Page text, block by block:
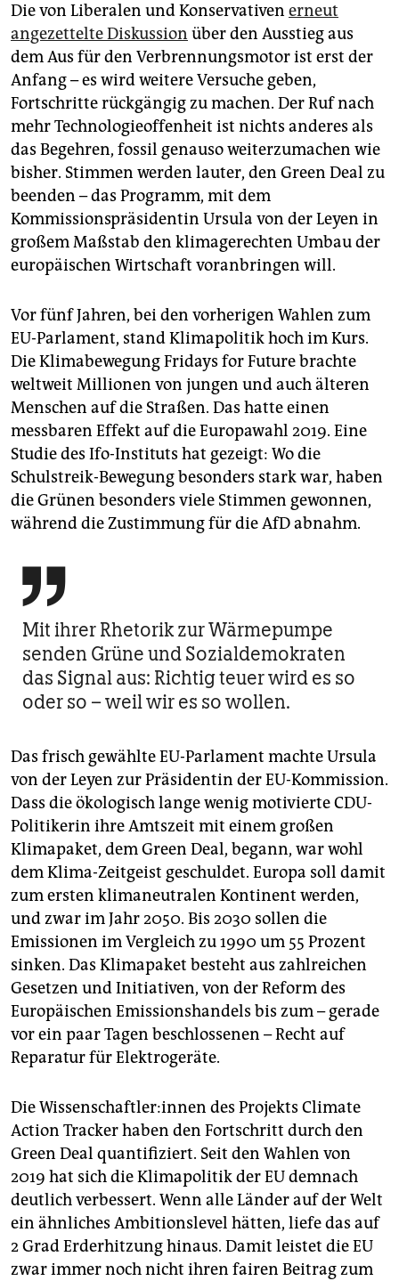
Die von Liberalen und Konservativen erneut
angezettelte Diskussion über den Ausstieg aus
dem Aus für den Verbrennungsmotor ist erst der
Anfang – es wird weitere Versuche geben,
Fortschritte rückgängig zu machen. Der Ruf nach
mehr Technologieoffenheit ist nichts anderes als
das Begehren, fossil genauso weiterzumachen wie
bisher. Stimmen werden lauter, den Green Deal zu
beenden – das Programm, mit dem
Kommissionspräsidentin Ursula von der Leyen in
großem Maßstab den klimagerechten Umbau der
europäischen Wirtschaft voranbringen will.
Vor fünf Jahren, bei den vorherigen Wahlen zum
EU-Parlament, stand Klimapolitik hoch im Kurs.
Die Klimabewegung Fridays for Future brachte
weltweit Millionen von jungen und auch älteren
Menschen auf die Straßen. Das hatte einen
messbaren Effekt auf die Europawahl 2019. Eine
Studie des Ifo-Instituts hat gezeigt: Wo die
Schulstreik-Bewegung besonders stark war, haben
die Grünen besonders viele Stimmen gewonnen,
während die Zustimmung für die AfD abnahm.

Mit ihrer Rhetorik zur Wärmepumpe
senden Grüne und Sozialdemokraten
das Signal aus: Richtig teuer wird es so
oder so – weil wir es so wollen.
Das frisch gewählte EU-Parlament machte Ursula
von der Leyen zur Präsidentin der EU-Kommission.
Dass die ökologisch lange wenig motivierte CDU-
Politikerin ihre Amtszeit mit einem großen
Klimapaket, dem Green Deal, begann, war wohl
dem Klima-Zeitgeist geschuldet. Europa soll damit
zum ersten klimaneutralen Kontinent werden,
und zwar im Jahr 2050. Bis 2030 sollen die
Emissionen im Vergleich zu 1990 um 55 Prozent
sinken. Das Klimapaket besteht aus zahlreichen
Gesetzen und Initiativen, von der Reform des
Europäischen Emissionshandels bis zum – gerade
vor ein paar Tagen beschlossenen – Recht auf
Reparatur für Elektrogeräte.
Die Wis­sen­schaft­le­r:in­nen des Projekts Climate
Action Tracker haben den Fortschritt durch den
Green Deal quantifiziert. Seit den Wahlen von
2019 hat sich die Klimapolitik der EU demnach
deutlich verbessert. Wenn alle Länder auf der Welt
ein ähnliches Ambitionslevel hätten, liefe das auf
2 Grad Erderhitzung hinaus. Damit leistet die EU
zwar immer noch nicht ihren fairen Beitrag zum